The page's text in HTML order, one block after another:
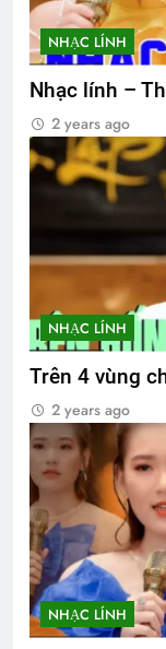
NHẠC LÍNH
Nhạc lính –
2 years ago
NHẠC LÍNH
Trên 4 vùng
2 years ago
NHẠC LÍNH